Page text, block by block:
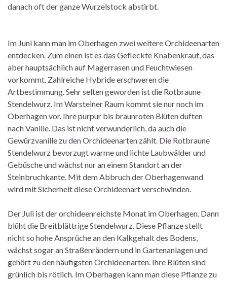
danach oft der ganze Wurzelstock abstirbt.
Im Juni kann man im Oberhagen zwei weitere Orchideenarten
entdecken. Zum einen ist es das Gefleckte Knabenkraut, das
aber hauptsächlich auf Magerrasen und Feuchtwiesen
vorkommt. Zahlreiche Hybride erschweren die
Artbestimmung. Sehr selten geworden ist die Rotbraune
Stendelwurz. Im Warsteiner Raum kommt sie nur noch im
Oberhagen vor. Ihre purpur bis braunroten Blüten duften
nach Vanille. Das ist nicht verwunderlich, da auch die
Gewürzvanille zu den Orchideenarten zählt. Die Rotbraune
Stendelwurz bevorzugt warme und lichte Laubwälder und
Gebüsche und wächst nur an einem Standort an der
Steinbruchkante. Mit dem Abbruch der Oberhagenwand
wird mit Sicherheit diese Orchideenart verschwinden.
Der Juli ist der orchideenreichste Monat im Oberhagen. Dann
blüht die Breitblättrige Stendelwurz. Diese Pflanze stellt
nicht so hohe Ansprüche an den Kalkgehalt des Bodens,
wächst sogar an Straßenrändern und in Gartenanlagen und
gehört zu den häufigsten Orchideenarten. Ihre Blüten sind
grünlich bis rötlich. Im Oberhagen kann man diese Pflanze zu